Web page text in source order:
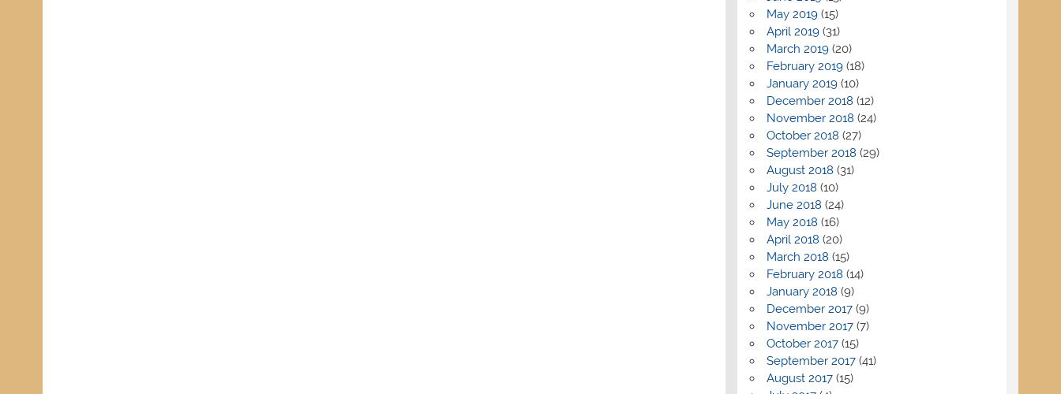
May 2019(15)
April 2019(31)
March 2019(20)
February 2019(18)
January 2019(10)
December 2018 (12)
November 2018 (24)
October 2018 (27)
September 2018 (29)
August 2018 (31)
July 2018 (10)
June 2018 (24)
May 2018 (16)
April 2018 (20)
March 2018 (15)
February 2018 (14)
January 2018 (9)
December 2017(9)
November 2017(7)
October 2017(15)
September 2017(41)
August 2017(15)